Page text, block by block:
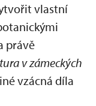
vlastní
právě
v zámeckých
vzácná díla